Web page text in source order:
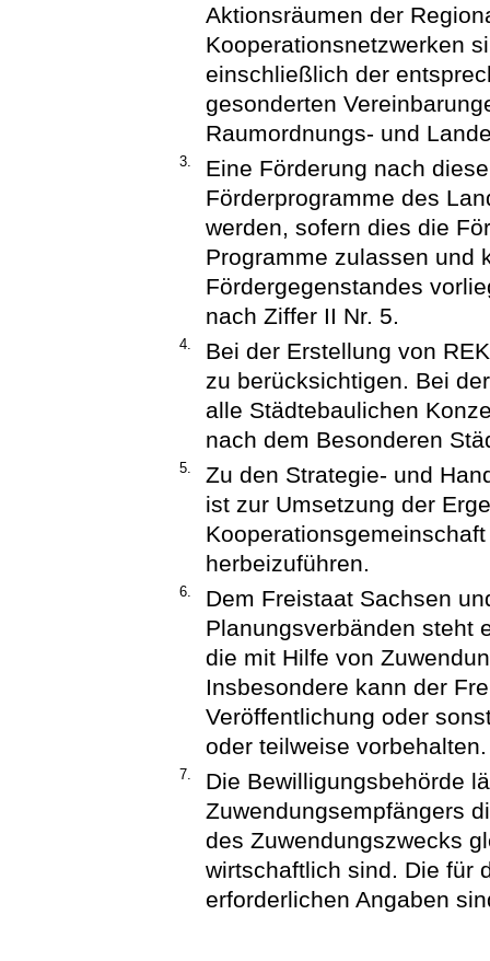
Aktionsräumen der
Kooperationsnetzwerken
einschließlich der
gesonderten
Raumordnungs- und
3.
Eine Förderung nach
Förderprogramme des
werden, sofern dies die
Programme zulassen und
Fördergegenstandes
nach Ziffer II Nr. 5.
4.
Bei der Erstellung von
zu berücksichtigen. Bei
alle Städtebaulichen
nach dem Besonderen
5.
Zu den Strategie- und
ist zur Umsetzung der
herbeizuführen.
6.
Dem Freistaat Sachsen
Planungsverbänden steht
die mit Hilfe von
Insbesondere kann der
Veröffentlichung oder
oder teilweise vorbehalten.
7.
Die Bewilligungsbehörde
Zuwendungsempfängers
des Zuwendungszwecks
wirtschaftlich sind. Die für
erforderlichen Angaben